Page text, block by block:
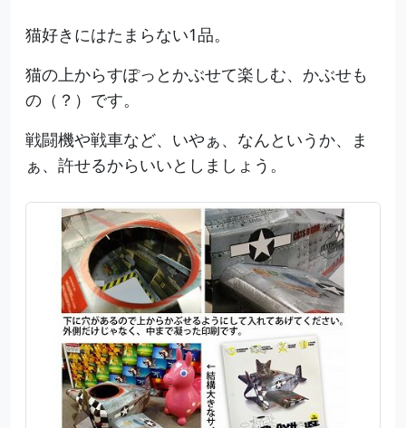
猫好きにはたまらない1品。
猫の上からすぽっとかぶせて楽しむ、かぶせも
の（？）です。
戦闘機や戦車など、いやぁ、なんというか、ま
ぁ、許せるからいいとしましょう。